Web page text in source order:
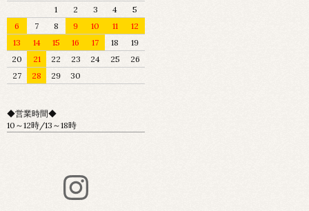
1
2 3 4
5
6
7 8 9 10 11
12
13
14 15 16 17 18
19
20
21 22 23 24 25
26
27
28 29 30
◆営業時間◆
10～12時/13～18時